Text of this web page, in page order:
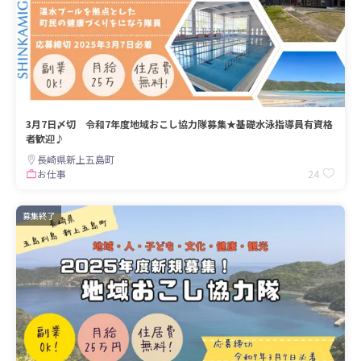
3月7日〆切 令和7年度地域おこし協力隊募集★基礎水泳指導員有資格
者歓迎♪
長崎県新上五島町
お仕事
24
募集終了